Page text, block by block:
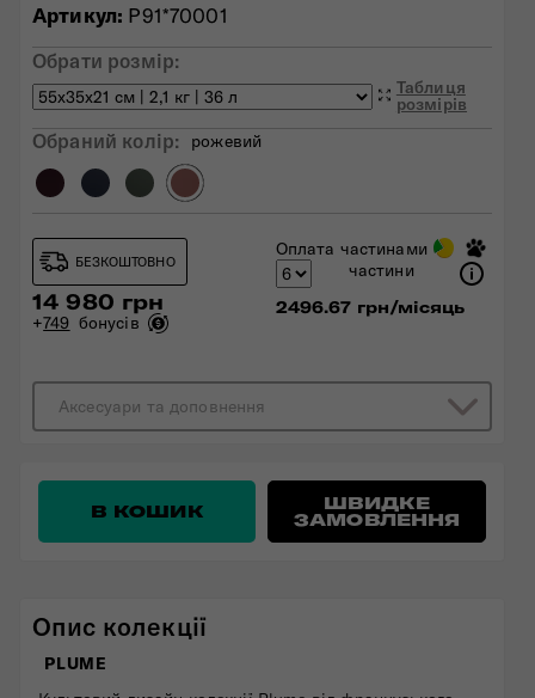
Артикул: P91*70001
Обрати розмір:
Таблиця
розмірів
Обраний колiр: рожевий
БЕЗКОШТОВНО
14 980 грн
+749 бонусів
Оплата частинами
частини
2496.67 грн/місяць
Аксесуари та доповнення
В КОШИК ШВИДКЕ
ЗАМОВЛЕННЯ
Опис колекції
PLUME